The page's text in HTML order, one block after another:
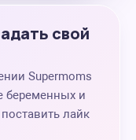
свой
Supermoms
беременных и
лайк